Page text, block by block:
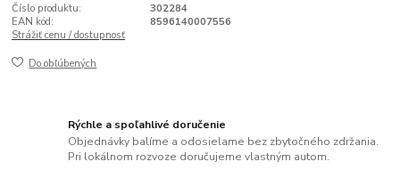
Číslo produktu:
302284
EAN kód:
8596140007556
Strážiť cenu / dostupnosť
Do obľúbených
Rýchle a spoľahlivé doručenie
Objednávky balíme a odosielame bez zbytočného zdržania.
Pri lokálnom rozvoze doručujeme vlastným autom.